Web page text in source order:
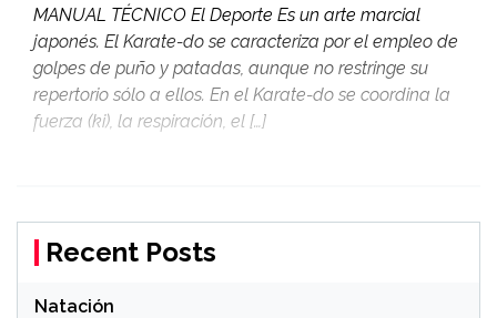
MANUAL TÉCNICO El Deporte Es un arte marcial
japonés. El Karate-do se caracteriza por el empleo de
golpes de puño y patadas, aunque no restringe su
repertorio sólo a ellos. En el Karate-do se coordina la
fuerza (ki), la respiración, el […]
Recent Posts
Natación